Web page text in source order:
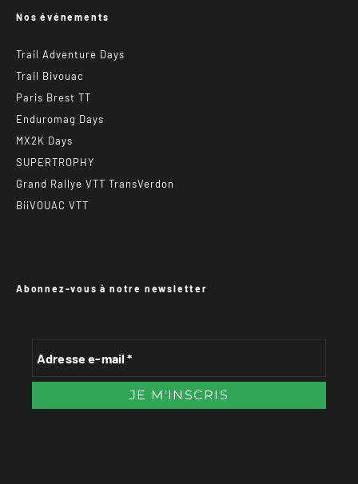
Nos événements
Trail Adventure Days
Trail Bivouac
Paris Brest TT
Enduromag Days
MX2K Days
SUPERTROPHY
Grand Rallye VTT TransVerdon
BiiVOUAC VTT
Abonnez-vous à notre newsletter